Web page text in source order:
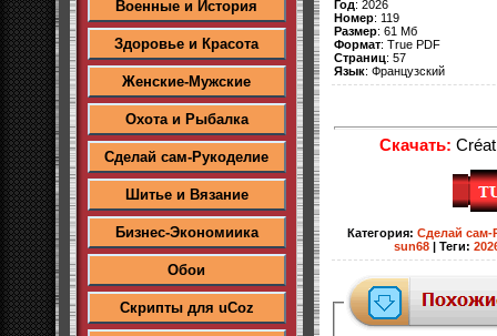
Военные и История
Здоровье и Красота
Женские-Мужские
Охота и Рыбалка
Сделай сам-Рукоделие
Шитье и Вязание
Бизнес-Экономиика
Обои
Скрипты для uCoz
Год: 2026
Номер: 119
Размер: 61 Мб
Формат: True PDF
Страниц: 57
Язык: Французский
Скачать:
Категория: Сделай сам-
sun68
Теги: